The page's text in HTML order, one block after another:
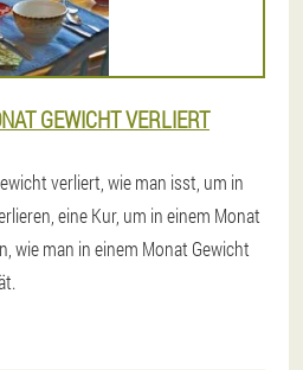
GEWICHT VERLIERT
verliert, wie man isst, um in
eine Kur, um in einem Monat
wie man in einem Monat Gewicht